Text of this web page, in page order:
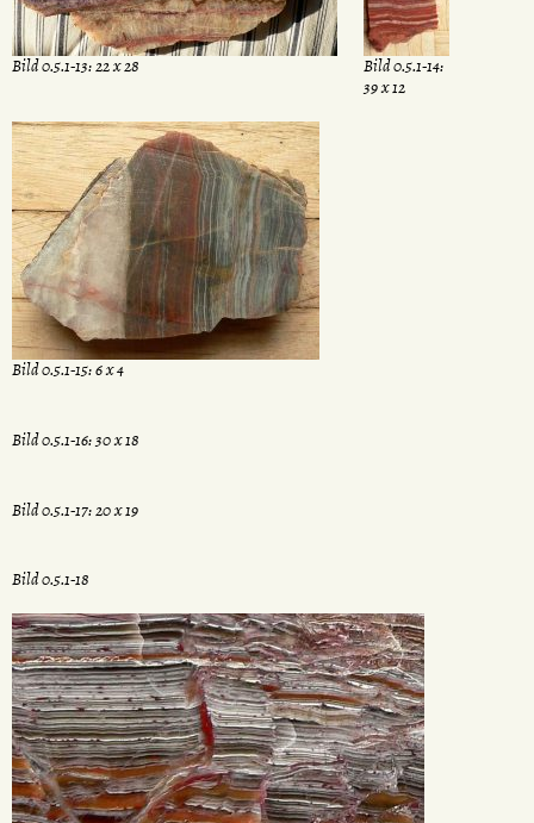
Bild 0.5.1-13: 22 x 28
Bild 0.5.1-14:
39 x 12
Bild 0.5.1-15: 6 x 4
Bild 0.5.1-16: 30 x 18
Bild 0.5.1-17: 20 x 19
Bild 0.5.1-18